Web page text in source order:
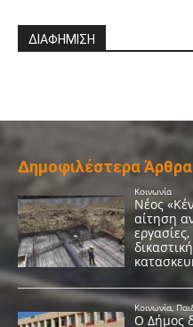
ΔΙΑΦΗΜΙΣΗ
Δημοφιλέστερα Άρθρα